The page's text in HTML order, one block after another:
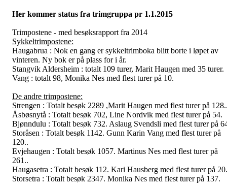
Her kommer status fra trimgruppa pr 1.1.2015
Trimpostene - med besøksrapport fra 2014
Sykkeltrimpostene:
Haugabrua : Nok en gang er sykkeltrimboka blitt borte i løpet av
vinteren. Ny bok er på plass for i år.
Stangvik Aldersheim : totalt 109 turer, Marit Haugen med 35 turer.
Vang : totalt 98, Monika Nes med flest turer på 10.
De andre trimpostene:
Strengen : Totalt besøk 2289 ,Marit Haugen med flest turer på
Åsbøsnytå : Totalt besøk 702, Line Nordvik med flest turer på 54.
Bjønndulu : Totalt besøk 732. Aslaug Svendsli med flest turer på
Storåsen : Totalt besøk 1142. Gunn Karin Vang med flest turer på
120..
Evjehaugen : Totalt besøk 1057. Martinus Nes med flest turer på
261..
Haugasetra : Totalt besøk 112. Kari Hausberg med flest turer på 20.
Storsetra : Totalt besøk 2347. Monika Nes med flest turer på 137.